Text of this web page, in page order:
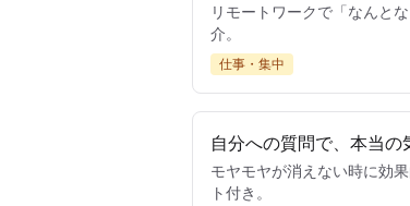
リモートワークで「なんと
介。
仕事・集中
自分への質問で、本当の
モヤモヤが消えない時に効
ト付き。